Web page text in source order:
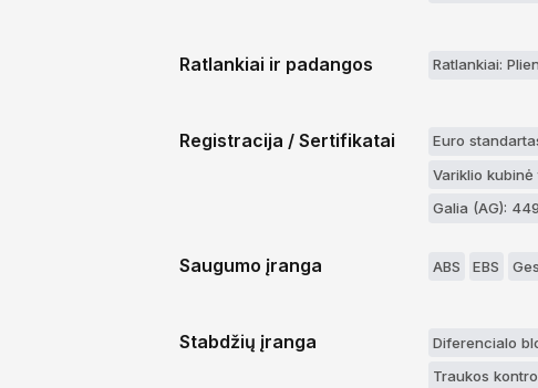
Ratlankiai ir padangos Ratlankiai:
Registracija / Sertifikatai Euro
Variklio kubinė
Galia (AG):
Saugumo įranga ABS EBS
Stabdžių įranga Diferencialo
Traukos